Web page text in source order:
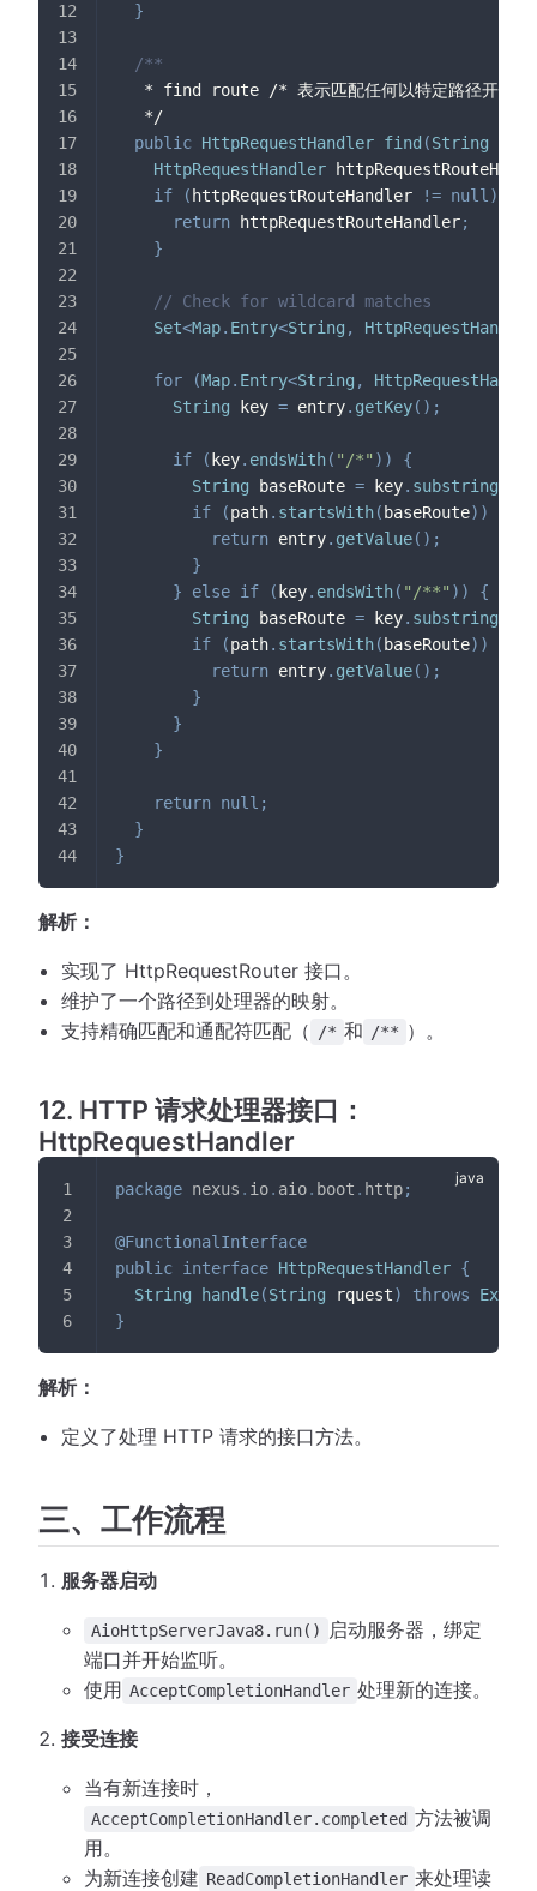
}
/**
* find route /* 表示匹配任何以特定路径开始的
   */
public HttpRequestHandler find (String
HttpRequestHandler
if
( httpRequestRouteHandler != null )
return httpRequestRouteHandler;
}
// Check for wildcard matches
Set<Map. Entry<String , HttpRequestHandler
for (Map. Entry<String ,
String key = entry. getKey( ) ;
if ( key. endsWith( "/*" ) )
{
String baseRoute = key. substring
if
(path. startsWith( baseRoute) )
return entry. getValue( ) ;
}
}
else if ( key. endsWith( "/**" ) )
{
String baseRoute = key. substring
if
(path. startsWith( baseRoute) )
return entry. getValue( ) ;
}
}
}
return null ;
}
}
解析：
实现了 HttpRequestRouter 接口。
维护了一个路径到处理器的映射。
支持精确匹配和通配符匹配（
/* 和 /** ）。
12. HTTP 请求处理器接口：
HttpRequestHandler
package nexus . io. aio. boot . http;
@FunctionalInterface
public interface HttpRequestHandler {
String
handle(String rquest) throws
}
解析：
定义了处理 HTTP 请求的接口方法。
三、工作流程
服务器启动
AioHttpServerJava8.run()
启动服务器，绑定
端口并开始监听。
使用 AcceptCompletionHandler 处理新的连接。
接受连接
当有新连接时，
AcceptCompletionHandler.completed 方法被调
用。
为新连接创建 ReadCompletionHandler 来处理读